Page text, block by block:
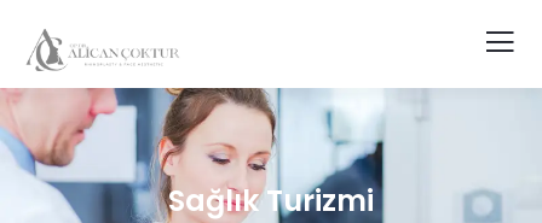
Sağlık Turizmi